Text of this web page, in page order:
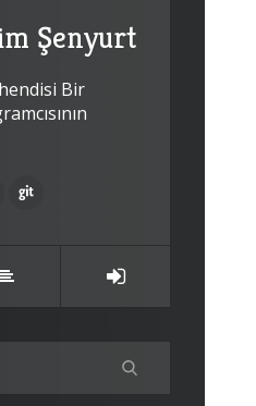
Şenyurt
Bir